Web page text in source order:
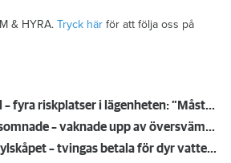
& HYRA. Tryck här för att följa oss på
Så undviker du mögel – fyra riskplatser i lägenheten: ”Måste städa bort”
Satte på vattnet och somnade – vaknade upp av översvämning hos grannen
Rensade inte hålet i kylskåpet – tvingas betala för dyr vattenskada